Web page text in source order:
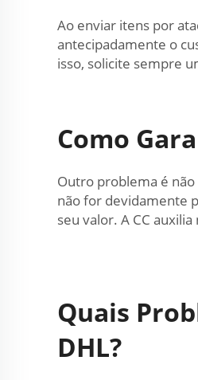
Ao enviar itens por
antecipadamente o
isso, solicite sempre
Como
Outro problema é
não for devidamente
seu valor. A CC
Quais
DHL?